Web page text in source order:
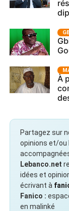
À
Partagez sur
opinions et/
Lebanco.net
idées et
écrivant à
Fanico :
en malinké